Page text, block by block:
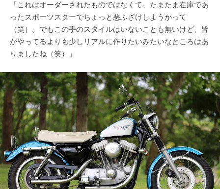
「これはオーダーされたものではなくて、たまたま在庫であ
ったスポーツスターでちょっと悪ふざけしようかって
（笑）。でもこの手のスタイルはいないことも無いけど、皆
がやってるよりも少しリアルに作りたいみたいなところはあ
りましたね（笑）」